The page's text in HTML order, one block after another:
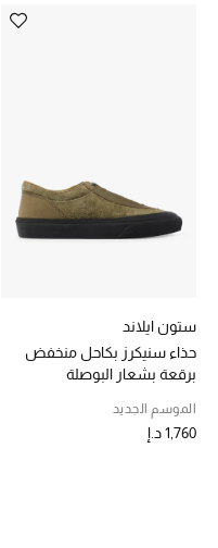
جميع الملابس النسائية
جميع الحقائب النسائية
جميع الإكسسورات النسائية
ستون ايلاند
حذاء سنيكرز بكاحل منخفض
برقعة بشعار البوصلة
الموسم الجديد
1,760 د.إ